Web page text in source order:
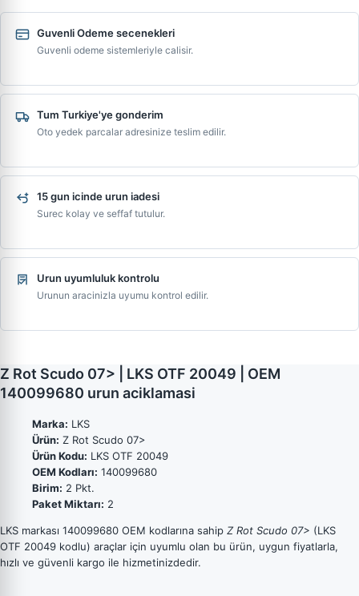
Guvenli Odeme secenekleri
Guvenli odeme sistemleriyle calisir.
Tum Turkiye'ye gonderim
Oto yedek parcalar adresinize teslim edilir.
15 gun icinde urun iadesi
Surec kolay ve seffaf tutulur.
Urun uyumluluk kontrolu
Urunun aracinizla uyumu kontrol edilir.
Z Rot Scudo 07> | LKS OTF 20049 | OEM
140099680 urun aciklamasi
Marka: LKS
Ürün: Z Rot Scudo 07>
Ürün Kodu: LKS OTF 20049
OEM Kodları: 140099680
Birim: 2 Pkt.
Paket Miktarı: 2
LKS markası 140099680 OEM kodlarına sahip Z Rot Scudo 07> (LKS
OTF 20049 kodlu) araçlar için uyumlu olan bu ürün, uygun fiyatlarla,
hızlı ve güvenli kargo ile hizmetinizdedir.